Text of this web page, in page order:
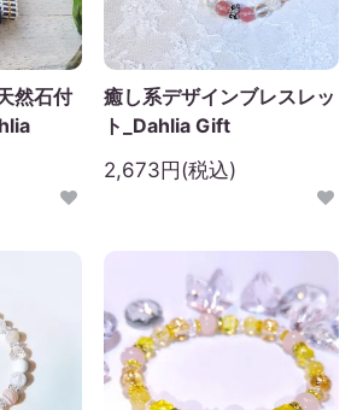
然石付
癒し系デザインブレスレッ
ト_Dahlia Gift
2,673円(税込)